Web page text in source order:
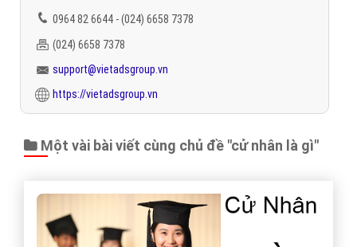
0964 82 6644 - (024) 6658 7378
(024) 6658 7378
support@vietadsgroup.vn
https://vietadsgroup.vn
Một vài bài viết cùng chủ đề "cử nhân là gì"